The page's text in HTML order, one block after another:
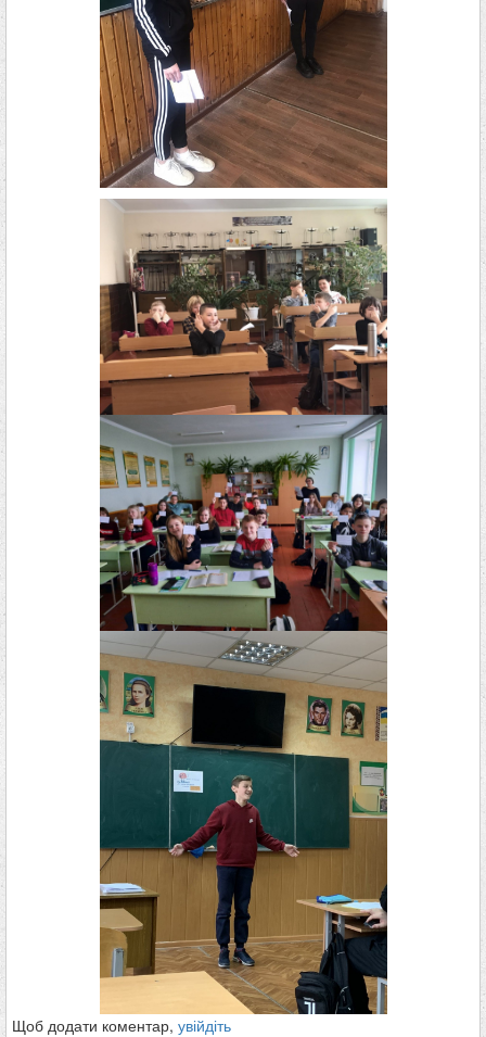
Щоб додати коментар, увійдіть